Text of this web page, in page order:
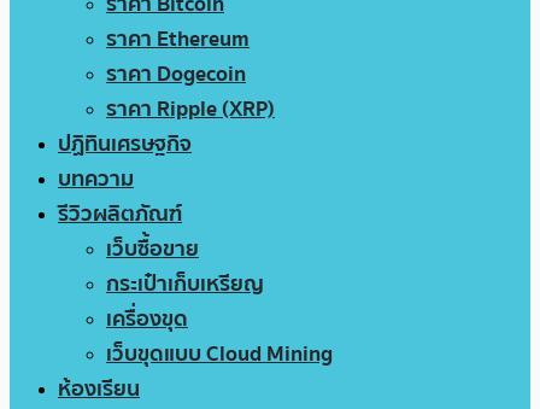
ราคา Ethereum
ราคา Dogecoin
ราคา Ripple (XRP)
ปฏิทินเศรษฐกิจ
บทความ
รีวิวผลิตภัณฑ์
เว็บซื้อขาย
กระเป๋าเก็บเหรียญ
เครื่องขุด
เว็บขุดแบบ Cloud Mining
ห้องเรียน